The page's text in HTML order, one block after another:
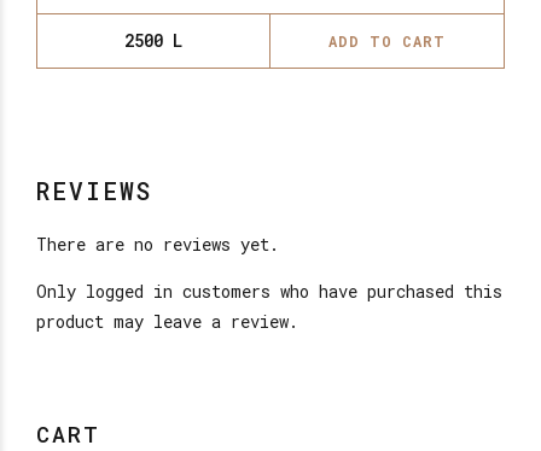
2500 L ADD TO CART
REVIEWS
There are no reviews yet.
Only logged in customers who have purchased this
product may leave a review.
CART